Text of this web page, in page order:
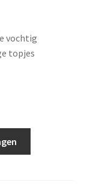
vochtig
topjes